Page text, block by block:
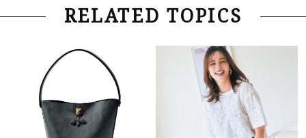
Lifestyle 2026.8.6
26年夏の【開運アクション】は”ひと拭き”習
は？」
Lifestyle
梅宮アンナさん 電撃婚から1年、家族の価値観
を育み中「理想の暮らしよりも今の心地よさを選
んだ」
RELATED TOPICS